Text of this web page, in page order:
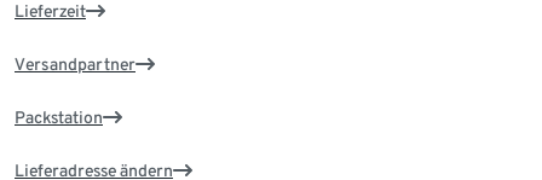
Lieferzeit
Versandpartner
Packstation
Lieferadresse ändern